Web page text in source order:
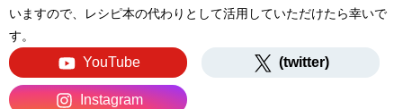
いますので、レシピ本の代わりとして活用していただけたら幸いで
す。
YouTube (twitter)
Instagram